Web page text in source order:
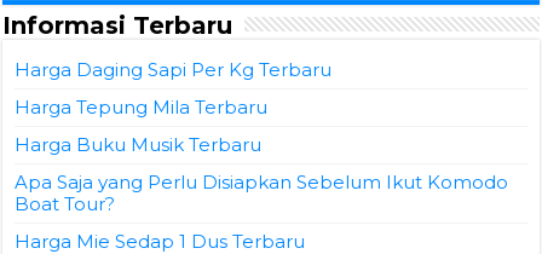
Informasi Terbaru
Harga Daging Sapi Per Kg Terbaru
Harga Tepung Mila Terbaru
Harga Buku Musik Terbaru
Apa Saja yang Perlu Disiapkan Sebelum Ikut Komodo
Boat Tour?
Harga Mie Sedap 1 Dus Terbaru